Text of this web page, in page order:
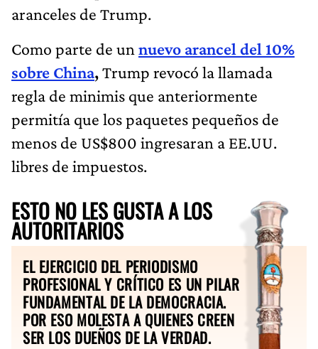
aranceles de Trump.
Como parte de un nuevo arancel del 10%
sobre China,Trump revocó la llamada
regla de minimis que anteriormente
permitía que los paquetes pequeños de
menos de US$800 ingresaran a EE.UU.
libres de impuestos.
ESTO NO LES GUSTA A LOS
AUTORITARIOS
EL EJERCICIO DEL PERIODISMO
PROFESIONAL Y CRÍTICO ES UN PILAR
FUNDAMENTAL DE LA DEMOCRACIA.
POR ESO MOLESTA A QUIENES CREEN
SER LOS DUEÑOS DE LA VERDAD.